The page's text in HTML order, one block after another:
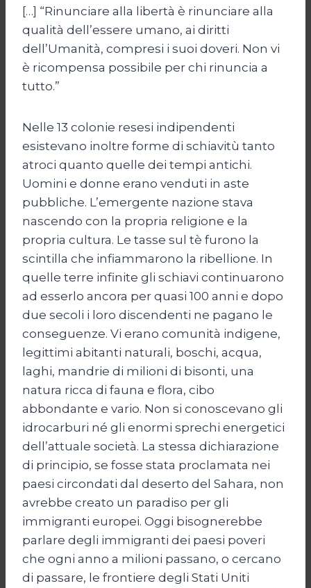
[…] “Rinunciare alla libertà è rinunciare alla
qualità dell’essere umano, ai diritti
dell’Umanità, compresi i suoi doveri. Non vi
è ricompensa possibile per chi rinuncia a
tutto.”
Nelle 13 colonie resesi indipendenti
esistevano inoltre forme di schiavitù tanto
atroci quanto quelle dei tempi antichi.
Uomini e donne erano venduti in aste
pubbliche. L’emergente nazione stava
nascendo con la propria religione e la
propria cultura. Le tasse sul tè furono la
scintilla che infiammarono la ribellione. In
quelle terre infinite gli schiavi continuarono
ad esserlo ancora per quasi 100 anni e dopo
due secoli i loro discendenti ne pagano le
conseguenze. Vi erano comunità indigene,
legittimi abitanti naturali, boschi, acqua,
laghi, mandrie di milioni di bisonti, una
natura ricca di fauna e flora, cibo
abbondante e vario. Non si conoscevano gli
idrocarburi né gli enormi sprechi energetici
dell’attuale società. La stessa dichiarazione
di principio, se fosse stata proclamata nei
paesi circondati dal deserto del Sahara, non
avrebbe creato un paradiso per gli
immigranti europei. Oggi bisognerebbe
parlare degli immigranti dei paesi poveri
che ogni anno a milioni passano, o cercano
di passare, le frontiere degli Stati Uniti